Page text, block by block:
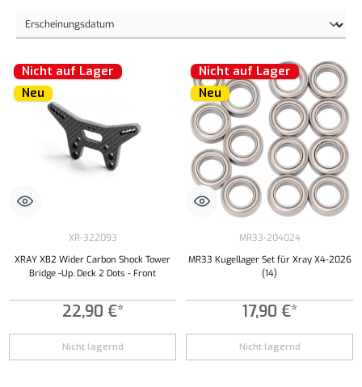
Nicht auf Lager
Neu
XR-322093
XRAY XB2 Wider Carbon Shock Tower
Bridge -Up. Deck 2 Dots - Front
22,90 €*
Nicht lagernd
Nicht auf Lager
Neu
MR33-204024
MR33 Kugellager Set für Xray X4-2026
(14)
17,90 €*
Nicht lagernd